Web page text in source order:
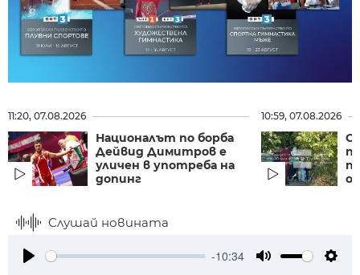
11:20, 07.08.2026
Националът по борба
Дейвид Димитров е
уличен в употреба на
допинг
10:59, 07.08.2026
Слушай новината
-10:34